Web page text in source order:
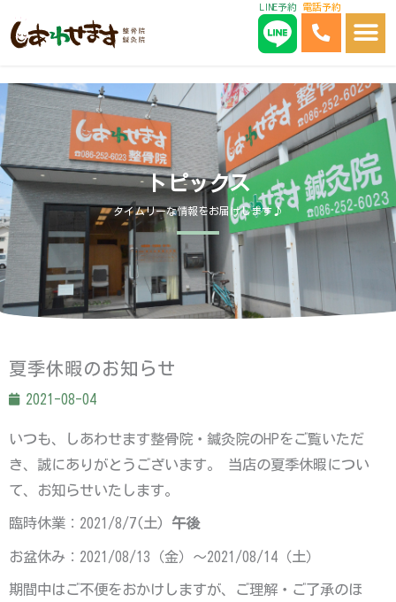
容
ス
キ
ッ
プ
LINE予約 電話予約
トピックス
タイムリーな情報をお届けします♪
夏季休暇のお知らせ
2021-08-04
いつも、しあわせます整骨院・鍼灸院のHPをご覧いただ
き、誠にありがとうございます。 当店の夏季休暇につい
て、お知らせいたします。
臨時休業：2021/8/7(土) 午後
お盆休み：2021/08/13（金）～2021/08/14（土）
期間中はご不便をおかけしますが、ご理解・ご了承のほ